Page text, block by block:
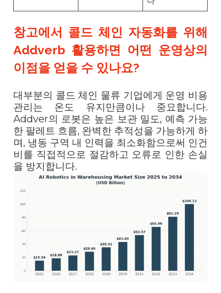
창고에서 콜드 체인 자동화를 위해
Addverb 활용하면 어떤 운영상의
이점을 얻을 수 있나요?
대부분의 콜드 체인 물류 기업에게 운영 비용
관리는 온도 유지만큼이나 중요합니다.
Addver의 로봇은 높은 보관 밀도, 예측 가능
한 팔레트 흐름, 완벽한 추적성을 가능하게 하
며, 냉동 구역 내 인력을 최소화함으로써 인건
비를 직접적으로 절감하고 오류로 인한 손실
을 방지합니다.